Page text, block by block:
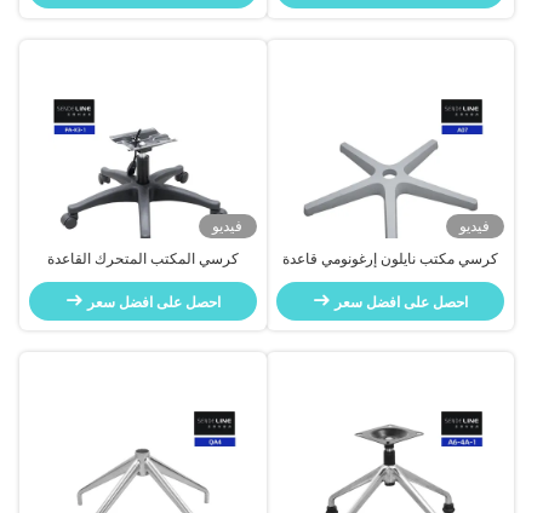
فيديو
كرسي مكتب نايلون إرغونومي قاعدة
دوارة 300 باوند سعة الوزن مع
العجلات
احصل على افضل سعر
فيديو
كرسي المكتب المتحرك القاعدة
البيضاء نايلون قابلة للتعديل
احصل على افضل سعر